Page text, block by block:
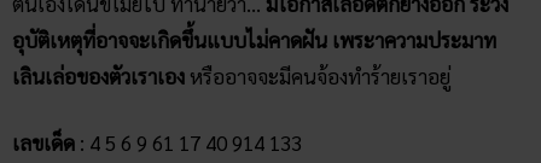
อุบัติเหตุที่อาจจะเกิดขึ้นแบบไม่คาดฝัน เพระาความประมาท
เลินเล่อของตัวเราเอง หรืออาจจะมีคนจ้องทำร้ายเราอยู่
เลขเด็ด : 4 5 6 9 61 17 40 914 133